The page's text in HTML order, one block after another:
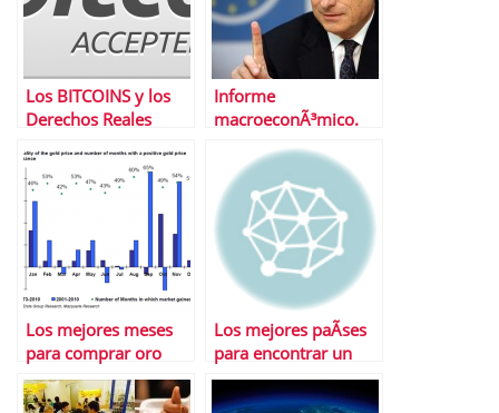
Los BITCOINS y los
Derechos Reales
Informe
macroeconÃ³mico.
de 2014
Los mejores meses
para comprar oro
Los mejores paÃ­ses
para encontrar un
empleo a tiempo
completo